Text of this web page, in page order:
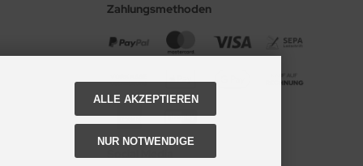
Zahlungsmethoden
ALLE AKZEPTIEREN
NUR NOTWENDIGE